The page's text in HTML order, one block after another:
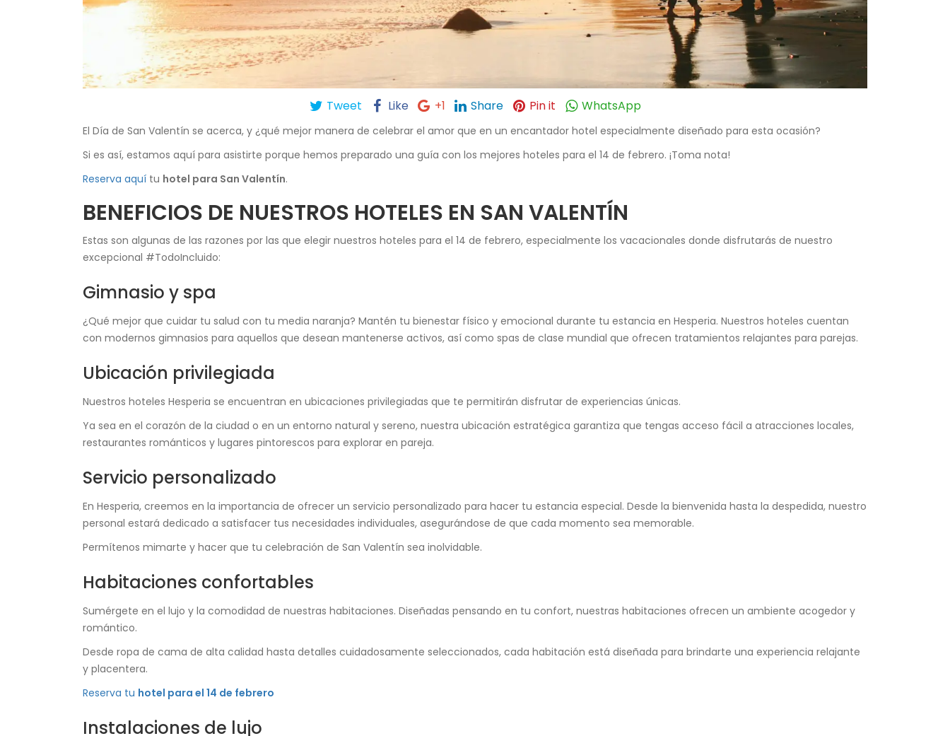
Tweet Like +1 Share Pin it WhatsApp
El Día de San Valentín se acerca, y ¿qué mejor manera de celebrar el amor que en un encantador hotel especialmente diseñado para esta ocasión?
Si es así, estamos aquí para asistirte porque hemos preparado una guía con los mejores hoteles para el 14 de febrero. ¡Toma nota!
Reserva aquí tu hotel para San Valentín.
BENEFICIOS DE NUESTROS HOTELES EN SAN VALENTÍN
Estas son algunas de las razones por las que elegir nuestros hoteles para el 14 de febrero, especialmente los vacacionales donde disfrutarás de nuestro
excepcional #TodoIncluido:
Gimnasio y spa
¿Qué mejor que cuidar tu salud con tu media naranja? Mantén tu bienestar físico y emocional durante tu estancia en Hesperia. Nuestros hoteles cuentan
con modernos gimnasios para aquellos que desean mantenerse activos, así como spas de clase mundial que ofrecen tratamientos relajantes para parejas.
Ubicación privilegiada
Nuestros hoteles Hesperia se encuentran en ubicaciones privilegiadas que te permitirán disfrutar de experiencias únicas.
Ya sea en el corazón de la ciudad o en un entorno natural y sereno, nuestra ubicación estratégica garantiza que tengas acceso fácil a atracciones locales,
restaurantes románticos y lugares pintorescos para explorar en pareja.
Servicio personalizado
En Hesperia, creemos en la importancia de ofrecer un servicio personalizado para hacer tu estancia especial. Desde la bienvenida hasta la despedida, nuestro
personal estará dedicado a satisfacer tus necesidades individuales, asegurándose de que cada momento sea memorable.
Permítenos mimarte y hacer que tu celebración de San Valentín sea inolvidable.
Habitaciones confortables
Sumérgete en el lujo y la comodidad de nuestras habitaciones. Diseñadas pensando en tu confort, nuestras habitaciones ofrecen un ambiente acogedor y
romántico.
Desde ropa de cama de alta calidad hasta detalles cuidadosamente seleccionados, cada habitación está diseñada para brindarte una experiencia relajante
y placentera.
Reserva tu hotel para el 14 de febrero
Instalaciones de lujo